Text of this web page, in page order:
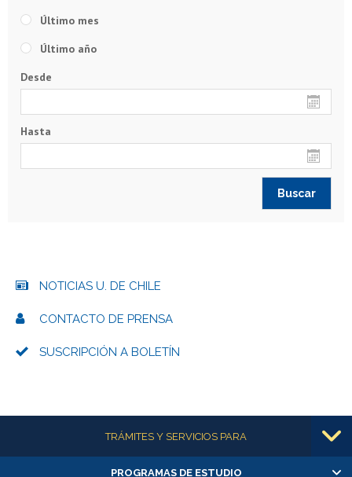
Último mes
Último año
Desde
Hasta
NOTICIAS U. DE CHILE
CONTACTO DE PRENSA
SUSCRIPCIÓN A BOLETÍN
Más informaciónTRÁMITES Y SERVICIOS PARA
PROGRAMAS DE ESTUDIO